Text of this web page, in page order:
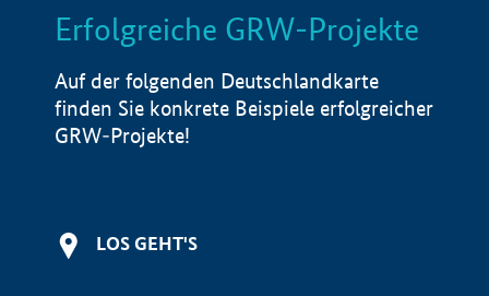
LISTE Info
Erfolgreiche GRW-Projekte
Auf der folgenden Deutschlandkarte
finden Sie konkrete Beispiele erfolgreicher
GRW-Projekte!
LOS GEHT'S